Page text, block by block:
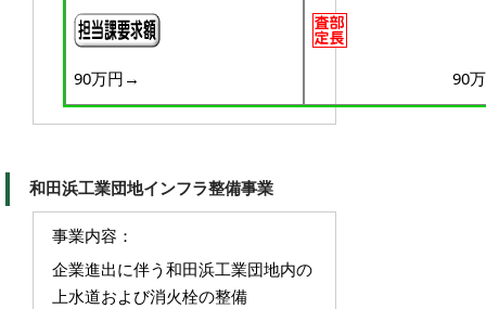
90万円→ 90
和田浜工業団地インフラ整備事業
事業内容：
企業進出に伴う和田浜工業団地内の
上水道および消火栓の整備